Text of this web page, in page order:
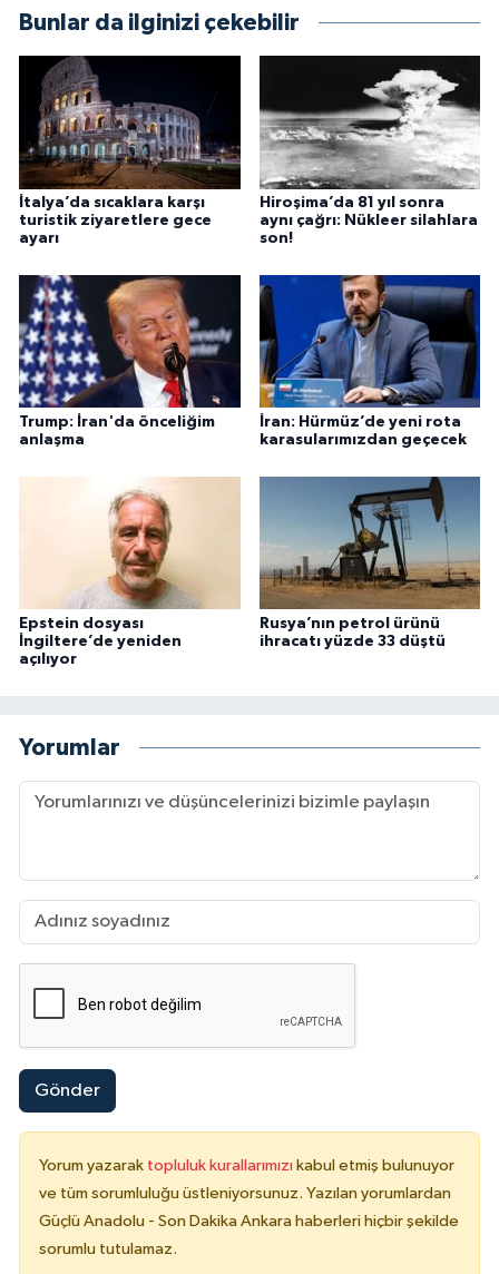
Bunlar da ilginizi çekebilir
İtalya’da sıcaklara karşı
turistik ziyaretlere gece
ayarı
Hiroşima’da 81 yıl sonra
aynı çağrı: Nükleer silahlara
son!
Trump: İran'da önceliğim
anlaşma
İran: Hürmüz’de yeni rota
karasularımızdan geçecek
Epstein dosyası
İngiltere’de yeniden
açılıyor
Rusya’nın petrol ürünü
ihracatı yüzde 33 düştü
Yorumlar
Gönder
Yorum yazarak topluluk kurallarımızı kabul etmiş bulunuyor
ve tüm sorumluluğu üstleniyorsunuz. Yazılan yorumlardan
Güçlü Anadolu - Son Dakika Ankara haberleri hiçbir şekilde
sorumlu tutulamaz.